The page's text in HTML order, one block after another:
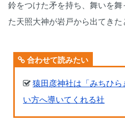
鈴をつけた矛を持ち、舞いを
た天照大神が岩戸から出てきた
合わせて読みたい
猿田彦神社は「みちひ
い方へ導いてくれる社